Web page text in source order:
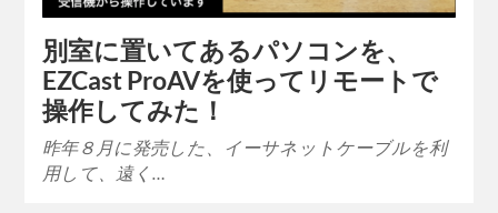
別室に置いてあるパソコンを、
EZCast ProAVを使ってリモートで
操作してみた！
昨年８月に発売した、イーサネットケーブルを利
用して、遠く…